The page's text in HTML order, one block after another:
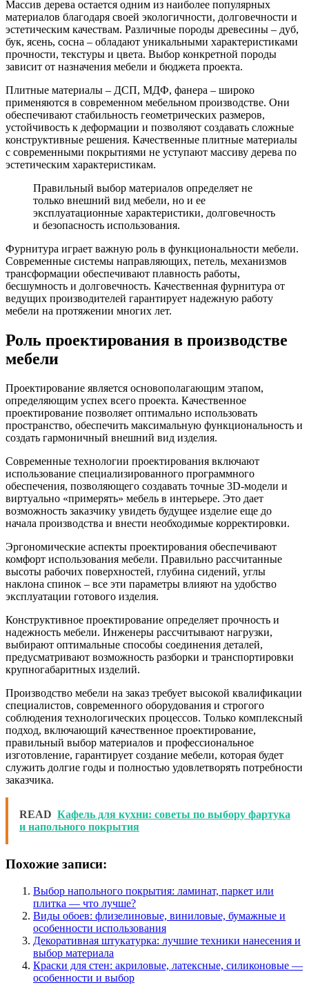
Массив дерева остается одним из наиболее популярных
материалов благодаря своей экологичности, долговечности и
эстетическим качествам. Различные породы древесины – дуб,
бук, ясень, сосна – обладают уникальными характеристиками
прочности, текстуры и цвета. Выбор конкретной породы
зависит от назначения мебели и бюджета проекта.
Плитные материалы – ДСП, МДФ, фанера – широко
применяются в современном мебельном производстве. Они
обеспечивают стабильность геометрических размеров,
устойчивость к деформации и позволяют создавать сложные
конструктивные решения. Качественные плитные материалы
с современными покрытиями не уступают массиву дерева по
эстетическим характеристикам.
Правильный выбор материалов определяет не
только внешний вид мебели, но и ее
эксплуатационные характеристики, долговечность
и безопасность использования.
Фурнитура играет важную роль в функциональности мебели.
Современные системы направляющих, петель, механизмов
трансформации обеспечивают плавность работы,
бесшумность и долговечность. Качественная фурнитура от
ведущих производителей гарантирует надежную работу
мебели на протяжении многих лет.
Роль проектирования в производстве
мебели
Проектирование является основополагающим этапом,
определяющим успех всего проекта. Качественное
проектирование позволяет оптимально использовать
пространство, обеспечить максимальную функциональность и
создать гармоничный внешний вид изделия.
Современные технологии проектирования включают
использование специализированного программного
обеспечения, позволяющего создавать точные 3D-модели и
виртуально «примерять» мебель в интерьере. Это дает
возможность заказчику увидеть будущее изделие еще до
начала производства и внести необходимые корректировки.
Эргономические аспекты проектирования обеспечивают
комфорт использования мебели. Правильно рассчитанные
высоты рабочих поверхностей, глубина сидений, углы
наклона спинок – все эти параметры влияют на удобство
эксплуатации готового изделия.
Конструктивное проектирование определяет прочность и
надежность мебели. Инженеры рассчитывают нагрузки,
выбирают оптимальные способы соединения деталей,
предусматривают возможность разборки и транспортировки
крупногабаритных изделий.
Производство мебели на заказ требует высокой квалификации
специалистов, современного оборудования и строгого
соблюдения технологических процессов. Только комплексный
подход, включающий качественное проектирование,
правильный выбор материалов и профессиональное
изготовление, гарантирует создание мебели, которая будет
служить долгие годы и полностью удовлетворять потребности
заказчика.
READ Кафель для кухни: советы по выбору фартука
и напольного покрытия
Похожие записи:
Выбор напольного покрытия: ламинат, паркет или
плитка — что лучше?
Виды обоев: флизелиновые, виниловые, бумажные и
особенности использования
Декоративная штукатурка: лучшие техники нанесения и
выбор материала
Краски для стен: акриловые, латексные, силиконовые —
особенности и выбор